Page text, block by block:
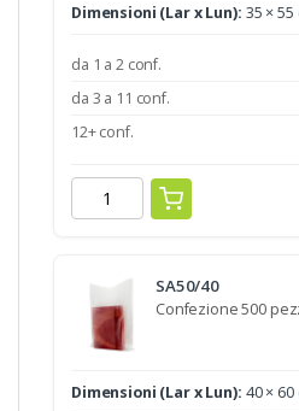
Dimensioni (Lar x Lun): 35 × 55
da 1 a 2 conf.
da 3 a 11 conf.
12+ conf.
SA50/40
Confezione 500
Dimensioni (Lar x Lun): 40 × 60